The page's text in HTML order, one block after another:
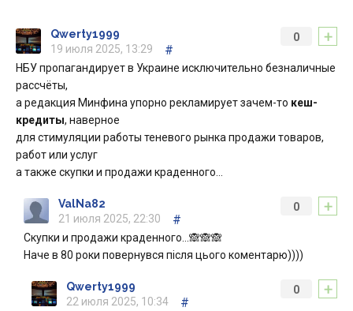
+
0
Qwerty1999
19 июля 2025, 13:29
#
НБУ пропагандирует в Украине исключительно безналичные
рассчёты,
а редакция Минфина упорно рекламирует зачем-то кеш-
кредиты, наверное
для стимуляции работы теневого рынка продажи товаров,
работ или услуг
а также скупки и продажи краденного…
+
0
ValNa82
21 июля 2025, 22:30
#
Скупки и продажи краденного…🙈🙈🙈
Наче в 80 роки повернувся після цього коментарю))))
+
0
Qwerty1999
22 июля 2025, 10:34
#